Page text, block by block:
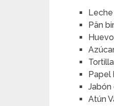
Pän
Papel
Jabón
Atún